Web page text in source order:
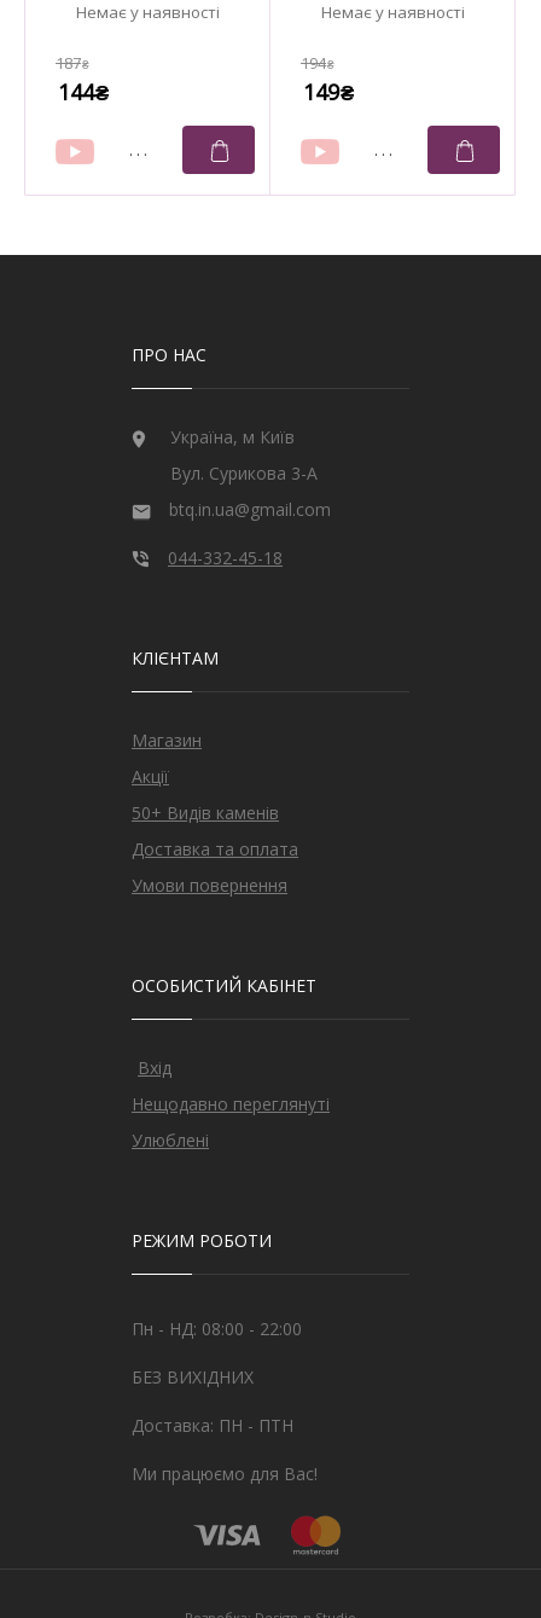
187₴
144₴
194₴
149₴
ПРО НАС
Україна, м Київ
Вул. Сурикова 3-А
btq.in.ua@gmail.com
044-332-45-18
КЛІЄНТАМ
Магазин
Акції
50+ Видів каменів
Доставка та оплата
Умови повернення
ОСОБИСТИЙ КАБІНЕТ
Вхід
Нещодавно переглянуті
Улюблені
РЕЖИМ РОБОТИ
Пн - НД: 08:00 - 22:00
БЕЗ ВИХІДНИХ
Доставка: ПН - ПТН
Ми працюємо для Вас!